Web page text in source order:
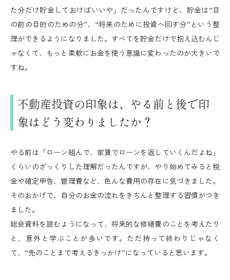
た分だけ貯金しておけばいいや」だったんですけど、貯金は“目
の前の目的のための分”、“将来のために投資へ回す分”という整
理ができるようになりました。すべてを貯金だけで抱え込むんじ
ゃなくて、もっと柔軟にお金を使う意識に変わったのが大きいで
すね。
不動産投資の印象は、やる前と後で印
象はどう変わりましたか？
やる前は「ローン組んで、家賃でローンを返していくんだよね」
くらいのざっくりした理解だったんですが、やり始めてみると税
金や確定申告、管理費など、色んな費用の存在に気づきました。
そのおかげで、自分のお金の流れをきちんと整理する習慣がつき
ました。
総会資料を読むようになって、将来的な修繕費のことを考えたり
と、意外と学ぶことが多いです。ただ持って終わりじゃなく
て、“先のことまで考えるきっかけ”になっていると思います。